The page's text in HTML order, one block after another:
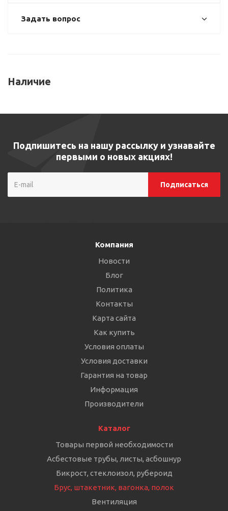
Задать вопрос
Наличие
Подпишитесь на нашу рассылку и узнавайте
первыми о новых акциях!
Компания
Новости
Блог
Политика
Контакты
Карта сайта
Как купить
Условия оплаты
Условия доставки
Гарантия на товар
Информация
Производители
Каталог
Товары первой необходимости
Асбестовые трубы, листы, асбошнур
Бикрост, стеклоизол, рубероид
Брус, штакетник, вагонка, полок
Вентиляция